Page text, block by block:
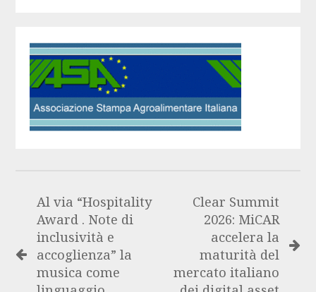
Al via “Hospitality
Award . Note di
inclusività e
accoglienza” la
musica come
Clear Summit
2026: MiCAR
accelera la
maturità del
mercato italiano